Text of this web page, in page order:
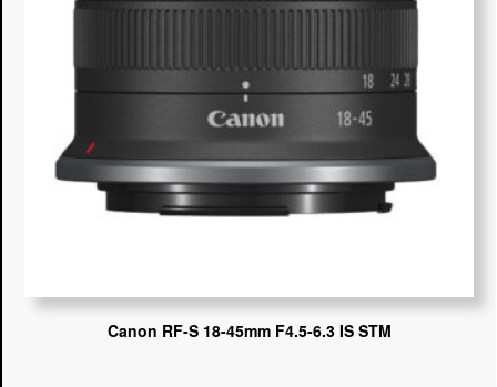
Canon RF-S 18-45mm F4.5-6.3 IS STM